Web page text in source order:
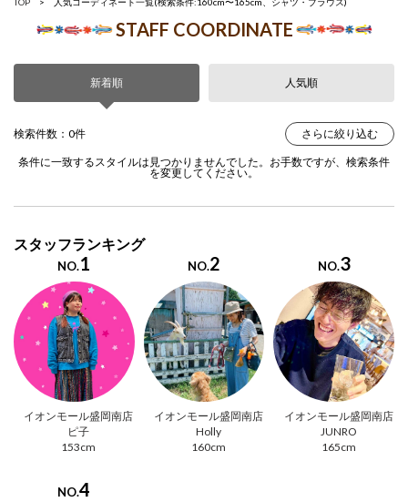
STAFF COORDINATE
新着順 人気順
検索件数：0件 さらに絞り込む
条件に一致するスタイルは見つかりませんでした。お手数ですが、検索条件
を変更してください。
スタッフランキング
NO.1
イオンモール盛岡南店
ピ子
153cm
NO.2
イオンモール盛岡南店
Holly
160cm
NO.3
イオンモール盛岡南店
JUNRO
165cm
NO.4